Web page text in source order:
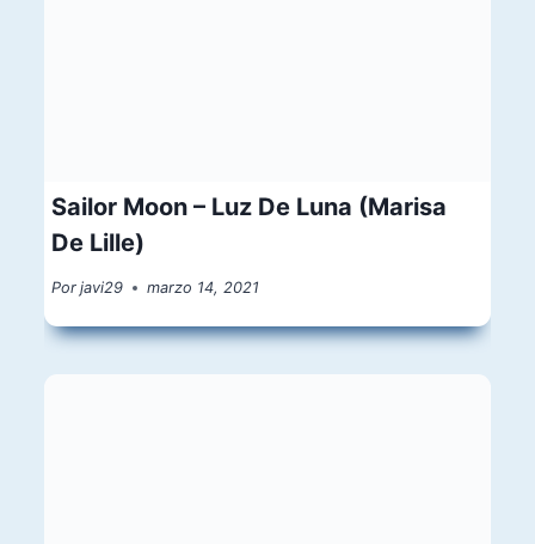
Sailor Moon – Luz De Luna (Marisa
De Lille)
Por javi29 marzo 14, 2021